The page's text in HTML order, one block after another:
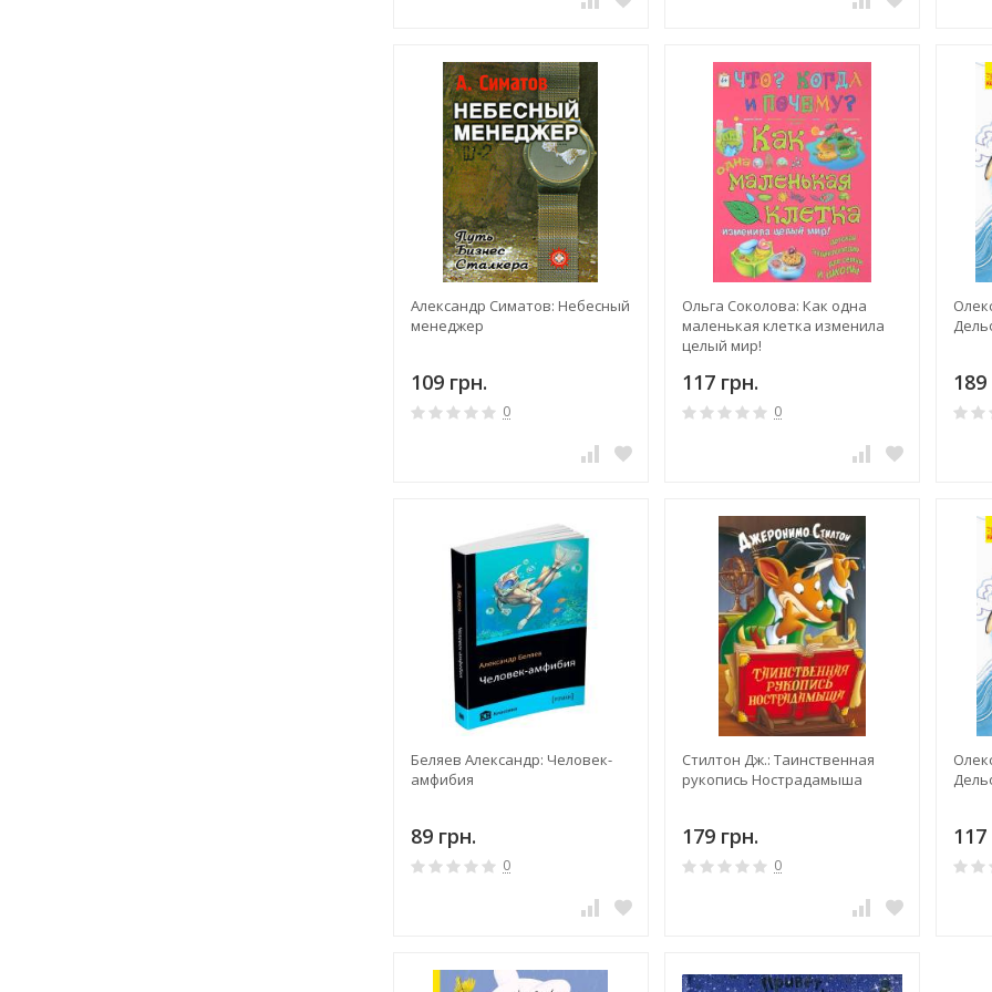
Александр Симатов: Небесный
менеджер
109 грн.
0
Ольга Соколова: Как одна
маленькая клетка изменила
целый мир!
117 грн.
0
189
Беляев Александр: Человек-
амфибия
89 грн.
0
Стилтон Дж.: Таинственная
рукопись Нострадамыша
179 грн.
0
117